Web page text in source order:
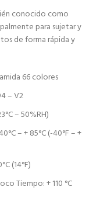
conocido como
para sujetar y
de forma rápida y
66 colores
– V2
– 50%RH)
– + 85°C (-40°F – +
(14°F)
Tiempo: + 110 °C